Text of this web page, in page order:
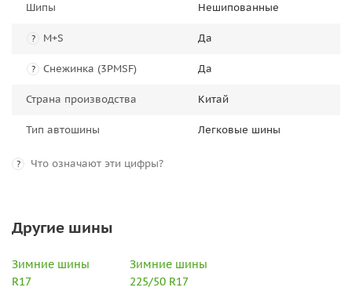
Шипы Нешипованные
? M+S Да
? Снежинка (3PMSF) Да
Страна производства Китай
Тип автошины Легковые шины
? Что означают эти цифры?
Другие шины
Зимние шины
R17
Зимние шины
225/50 R17